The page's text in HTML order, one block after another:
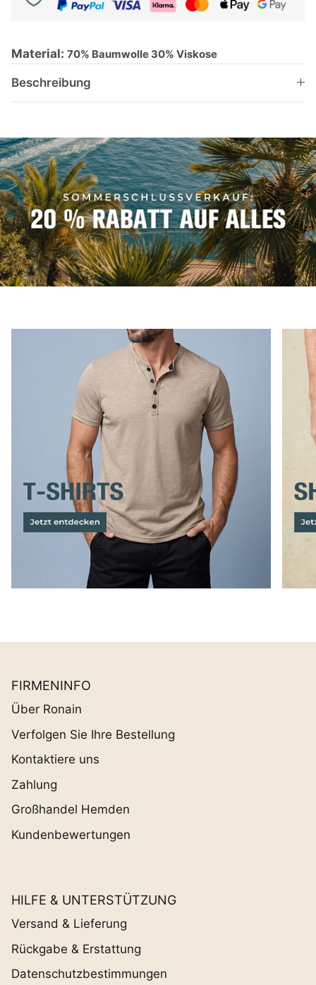
Material: 70% Baumwolle 30% Viskose
Beschreibung
FIRMENINFO
Über Ronain
Verfolgen Sie Ihre Bestellung
Kontaktiere uns
Zahlung
Großhandel Hemden
Kundenbewertungen
HILFE & UNTERSTÜTZUNG
Versand & Lieferung
Rückgabe & Erstattung
Datenschutzbestimmungen